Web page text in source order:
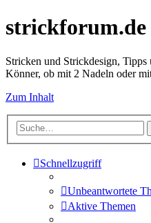
strickforum.de
Stricken und Strickdesign,
Könner, ob mit 2 Nadeln oder
Zum Inhalt
Schnellzugriff
Unbeantwortete
Aktive Themen